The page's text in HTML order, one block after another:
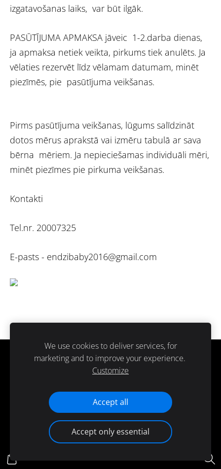
izgatavošanas laiks, var būt ilgāk.
PASŪTĪJUMA APMAKSA jāveic 1-2.darba dienas,
ja apmaksa netiek veikta, pirkums tiek anulēts. Ja
vēlaties rezervēt līdz vēlamam datumam, minēt
piezīmēs, pie pasūtījuma veikšanas.
Pirms pasūtījuma veikšanas, lūgums salīdzināt
dotos mērus aprakstā vai izmēru tabulā ar sava
bērna mēriem. Ja nepieciešamas individuāli mēri,
minēt piezīmes pie pirkuma veikšanas.
Kontakti
Tel.nr. 20007325
E-pasts - endzibaby2016@gmail.com
Sīkdatnes
Paldies ka atbalsti ražots Latvijā.
We use cookies to deliver services, for
marketing and to improve your experience.
Customize
Accept all
Accept only essential